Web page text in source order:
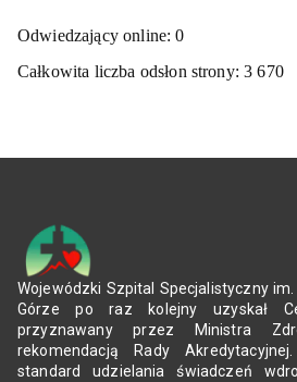
Odwiedzający online:0
Całkowita liczba odsłon strony:3 670
Wojewódzki Szpital Specjalistyczny im.
Górze po raz kolejny uzyskał
przyznawany przez Ministra
rekomendacją Rady
standard udzielania świadczeń